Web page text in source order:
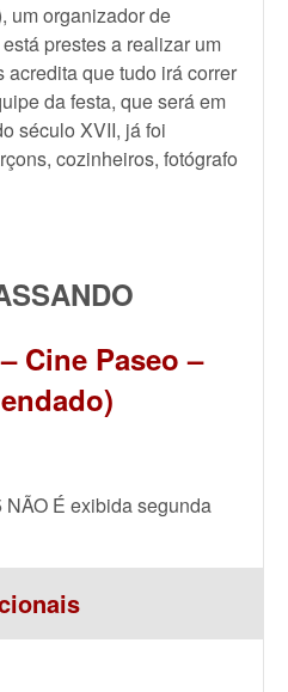
um organizador de
prestes a realizar um
acredita que tudo irá correr
da festa, que será em
século XVII, já foi
cozinheiros, fotógrafo
Cine Paseo –
NÃO É exibida segunda